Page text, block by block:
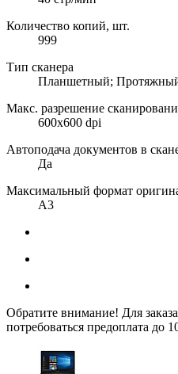
Количество копий, шт.
999
Тип сканера
Планшетный;
Макс. разрешение
600x600 dpi
Автоподача документов в
Да
Максимальный формат
А3
Обратите внимание! Для
потребоваться предоплата до